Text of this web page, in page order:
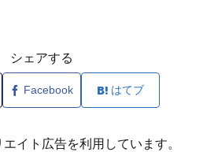
シェアする
Facebook はてブ
イト広告を利用しています。